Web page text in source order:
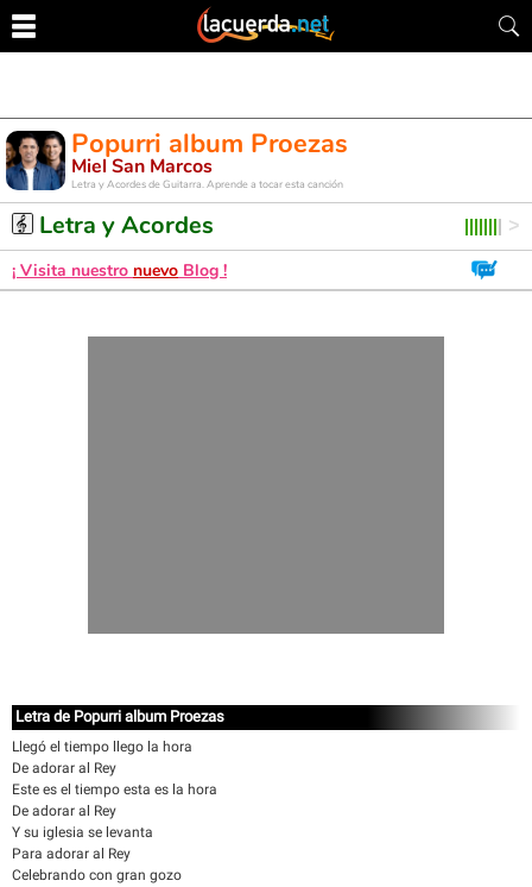
Popurri album Proezas
Miel San Marcos
Letra y Acordes de Guitarra. Aprende a tocar esta canción
Letra y Acordes
¡ Visita nuestro nuevo Blog !
Letra de Popurri album Proezas
Llegó el tiempo llego la hora
De adorar al Rey
Este es el tiempo esta es la hora
De adorar al Rey
Y su iglesia se levanta
Para adorar al Rey
Celebrando con gran gozo